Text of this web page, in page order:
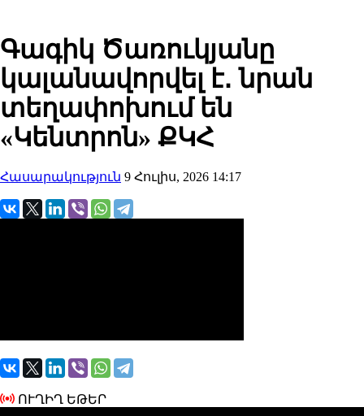
Գագիկ Ծառուկյանը
կալանավորվել է․ նրան
տեղափոխում են
«Կենտրոն» ՔԿՀ
Հասարակություն 9 Հուլիս, 2026 14:17
ՈՒՂԻՂ ԵԹԵՐ